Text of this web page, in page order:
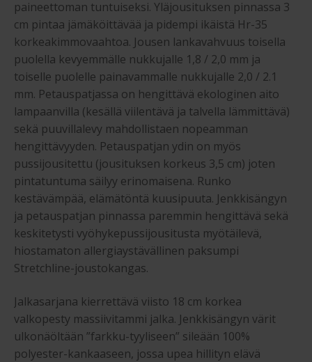
paineettoman tuntuiseksi. Yläjousituksen pinnassa 3
cm pintaa jämäköittävää ja pidempi ikäistä Hr-35
korkeakimmovaahtoa. Jousen lankavahvuus toisella
puolella kevyemmälle nukkujalle 1,8 / 2,0 mm ja
toiselle puolelle painavammalle nukkujalle 2,0 / 2.1
mm. Petauspatjassa on hengittävä ekologinen aito
lampaanvilla (kesällä viilentävä ja talvella lämmittävä)
sekä puuvillalevy mahdollistaen nopeamman
hengittävyyden. Petauspatjan ydin on myös
pussijousitettu (jousituksen korkeus 3,5 cm) joten
pintatuntuma säilyy erinomaisena. Runko
kestävämpää, elämätöntä kuusipuuta. Jenkkisängyn
ja petauspatjan pinnassa paremmin hengittävä sekä
keskitetysti vyöhykepussijousitusta myötäilevä,
hiostamaton allergiaystävällinen paksumpi
Stretchline-joustokangas.
Jalkasarjana kierrettävä viisto 18 cm korkea
valkopesty massiivitammi jalka. Jenkkisängyn värit
ulkonäöltään ”farkku-tyyliseen” sileään 100%
polyester-kankaaseen, jossa upea hillityn elävä